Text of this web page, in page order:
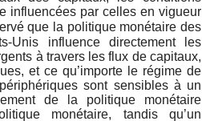
influencées par celles en vigueur
que la politique monétaire des
Unis influence directement les
à travers les flux de capitaux,
et ce qu’importe le régime de
sont sensibles à un
de la politique monétaire
monétaire, tandis qu’un